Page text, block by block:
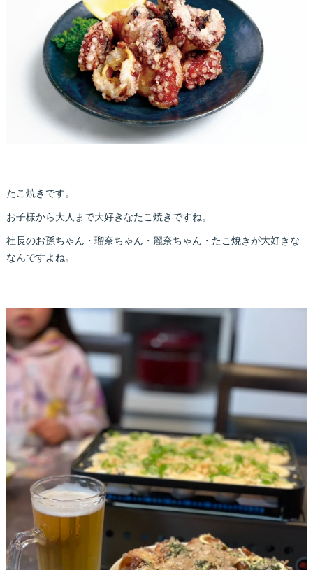
たこ焼きです。
お子様から大人まで大好きなたこ焼きですね。
社長のお孫ちゃん・瑠奈ちゃん・麗奈ちゃん・たこ焼きが大好きな
なんですよね。